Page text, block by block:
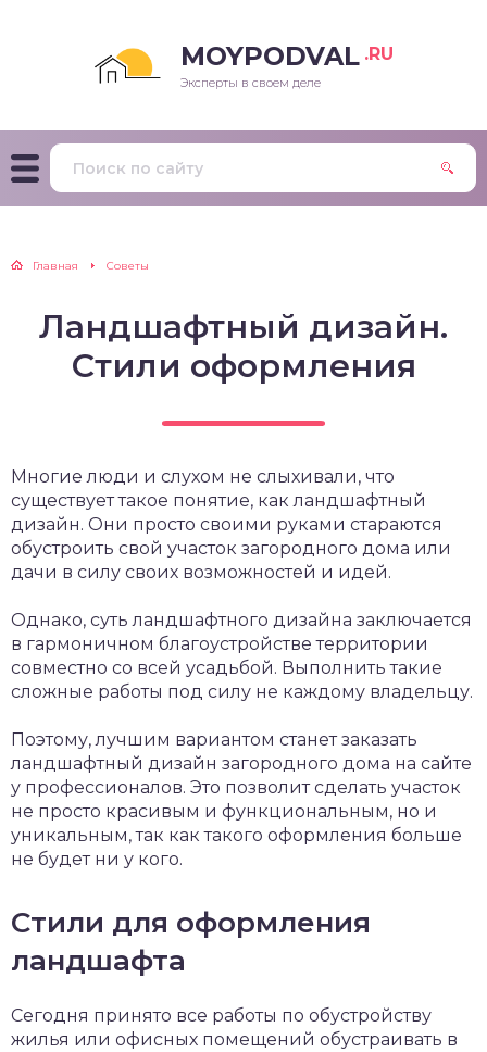
MOYPODVAL .RU
Эксперты в своем деле
Главная Советы
Ландшафтный дизайн.
Стили оформления
Многие люди и слухом не слыхивали, что
существует такое понятие, как ландшафтный
дизайн. Они просто своими руками стараются
обустроить свой участок загородного дома или
дачи в силу своих возможностей и идей.
Однако, суть ландшафтного дизайна заключается
в гармоничном благоустройстве территории
совместно со всей усадьбой. Выполнить такие
сложные работы под силу не каждому владельцу.
Поэтому, лучшим вариантом станет заказать
ландшафтный дизайн загородного дома на сайте
у профессионалов. Это позволит сделать участок
не просто красивым и функциональным, но и
уникальным, так как такого оформления больше
не будет ни у кого.
Стили для оформления
ландшафта
Сегодня принято все работы по обустройству
жилья или офисных помещений обустраивать в